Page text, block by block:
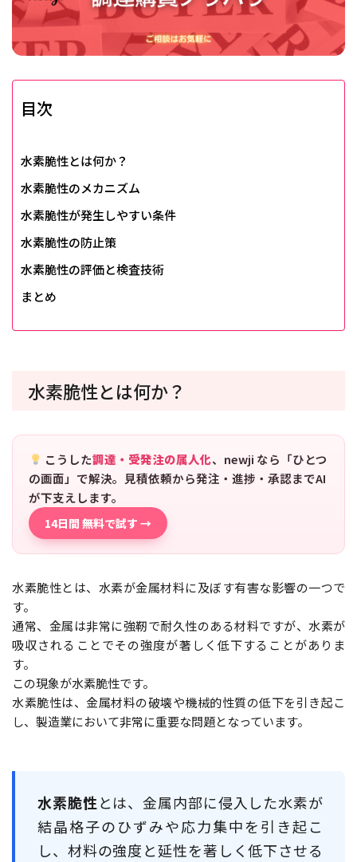
目次
水素脆性とは何か？
水素脆性のメカニズム
水素脆性が発生しやすい条件
水素脆性の防止策
水素脆性の評価と検査技術
まとめ
水素脆性とは何か？
こうした調達・受発注の属人化、newji なら「ひとつ
の画面」で解決。見積依頼から発注・進捗・承認までAI
が下支えします。
14日間 無料で試す →
水素脆性とは、水素が金属材料に及ぼす有害な影響の一つで
す。
通常、金属は非常に強靭で耐久性のある材料ですが、水素が
吸収されることでその強度が著しく低下することがありま
す。
この現象が水素脆性です。
水素脆性は、金属材料の破壊や機械的性質の低下を引き起こ
し、製造業において非常に重要な問題となっています。
水素脆性とは、金属内部に侵入した水素が
結晶格子のひずみや応力集中を引き起こ
し、材料の強度と延性を著しく低下させる